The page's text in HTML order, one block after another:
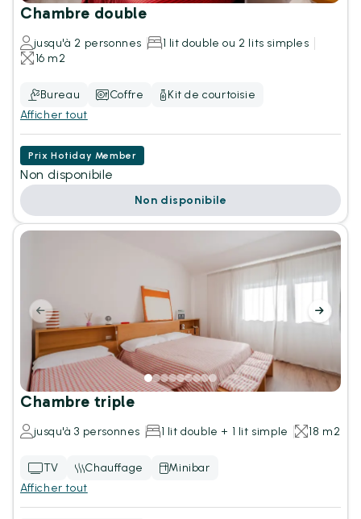
Chambre double
jusqu'à 2 personnes
1 lit double ou 2 lits simples
16 m2
Bureau Coffre
Kit de courtoisie
Afficher tout
Prix Hotiday Member
Non disponibile
Non disponibile
Chambre triple
jusqu'à 3 personnes 1 lit double + 1 lit simple 18 m2
TV Chauffage
Minibar
Afficher tout